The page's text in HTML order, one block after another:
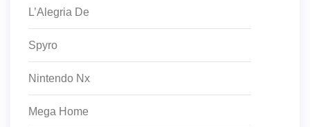
L’Alegria De
Spyro
Nintendo Nx
Mega Home